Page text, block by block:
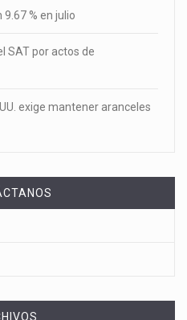
% en julio
SAT por actos de
exige mantener aranceles